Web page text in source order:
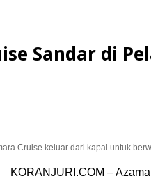
Sandar di
Cruise keluar dari kapal untuk
KORANJURI.COM –